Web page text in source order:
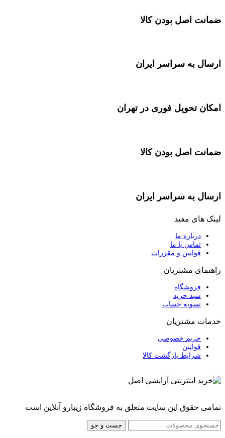
ضمانت اصل بودن کالا
ارسال به سراسر ایران
امکان تحویل فوری در تهران
ضمانت اصل بودن کالا
ارسال به سراسر ایران
لینک های مفید
درباره ما
تماس با ما
قوانین و مقررات
راهنمای مشتریان
فروشگاه
سبد خرید
تسویه حساب
خدمات مشتریان
حریم خصوصی
قوانین
شرایط بازگشت کالا
تمامی حقوق این سایت متعلق به فروشگاه زیبارو آنلاین است
جست و جو